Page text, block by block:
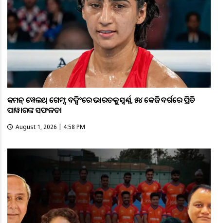
କମନ୍ ୱେଲଥ୍ ଗେମ୍ସ: ବକ୍ସିଂରେ ଭାରତକୁ ସ୍ବର୍ଣ୍ଣ, ୫୪ କେଜି ବର୍ଗରେ ପ୍ରିତି
ପାୱାରଙ୍କ ସଫଳତା
August 1, 2026 | 4:58 PM